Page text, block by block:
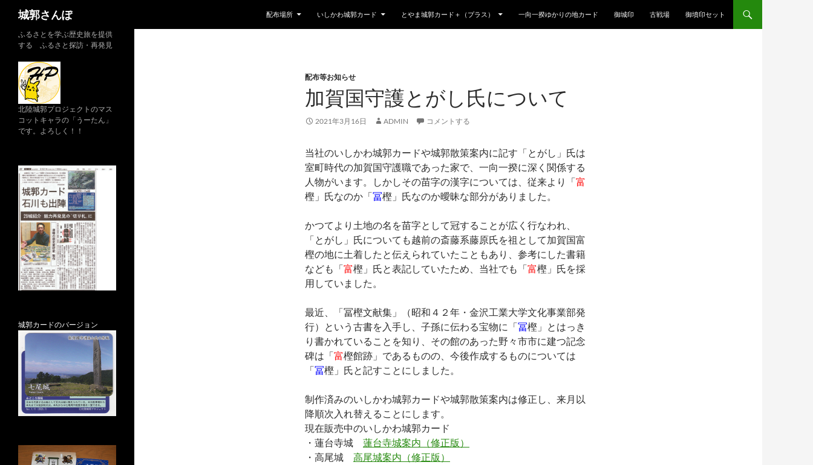
城郭さんぽ 配布場所 いしかわ城郭カード とやま城郭カード＋（プラス） 一向一揆ゆかりの地カード 御城印 古戦場 御墳印セット
配布等お知らせ
加賀国守護とがし氏について
2021年3月16日 ADMIN コメントする
当社のいしかわ城郭カードや城郭散策案内に記す「とがし」氏は
室町時代の加賀国守護職であった家で、一向一揆に深く関係する
人物がいます。しかしその苗字の漢字については、従来より「富
樫」氏なのか「冨樫」氏なのか曖昧な部分がありました。
かつてより土地の名を苗字として冠することが広く行なわれ、
「とがし」氏についても越前の斎藤系藤原氏を祖として加賀国富
樫の地に土着したと伝えられていたこともあり、参考にした書籍
なども「富樫」氏と表記していたため、当社でも「富樫」氏を採
用していました。
最近、「冨樫文献集」（昭和４２年・金沢工業大学文化事業部発
行）という古書を入手し、子孫に伝わる宝物に「冨樫」とはっき
り書かれていることを知り、その館のあった野々市市に建つ記念
碑は「富樫館跡」であるものの、今後作成するものについては
「冨樫」氏と記すことにしました。
制作済みのいしかわ城郭カードや城郭散策案内は修正し、来月以
降順次入れ替えることにします。
現在販売中のいしかわ城郭カード
・蓮台寺城 蓮台寺城案内（修正版）
・高尾城 高尾城案内（修正版）
ふるさとを学ぶ歴史旅を提供
する ふるさと探訪・再発見
北陸城郭プロジェクトのマス
コットキャラの「うーたん」
です。よろしく！！
城郭カードのバージョン